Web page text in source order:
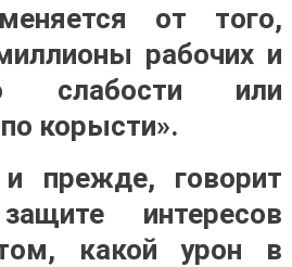
от того,
рабочих и
слабости или
корысти».
прежде, говорит
интересов
какой урон в